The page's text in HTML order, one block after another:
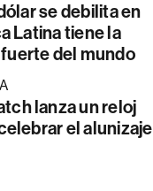
se debilita en
Latina tiene la
del mundo
lanza un reloj
el alunizaje